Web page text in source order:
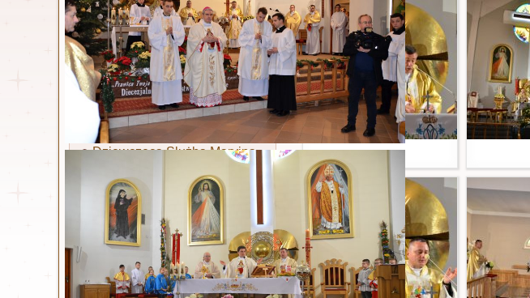
Osoby włączone w
duszpasterstwo
Wspólnoty parafialne
Ruch Światło - Oaza
Liturgiczna Służba Ołtarza
Dziewczęca Służba Maryjna
Akcja Katolicka
Wspólnota dla Intronizacji
NSPJ
Stowarzyszenie Krwi
Chrystusa
Legion Maryi